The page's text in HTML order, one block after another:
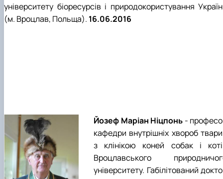
університету біоресурсів і природокористування
(м. Вроцлав, Польща). 16.06.2016
Йозеф Маріан Ніцпонь -
кафедри внутрішніх хвороб
з клінікою коней собак і
Вроцлавського
університету. Габілітований